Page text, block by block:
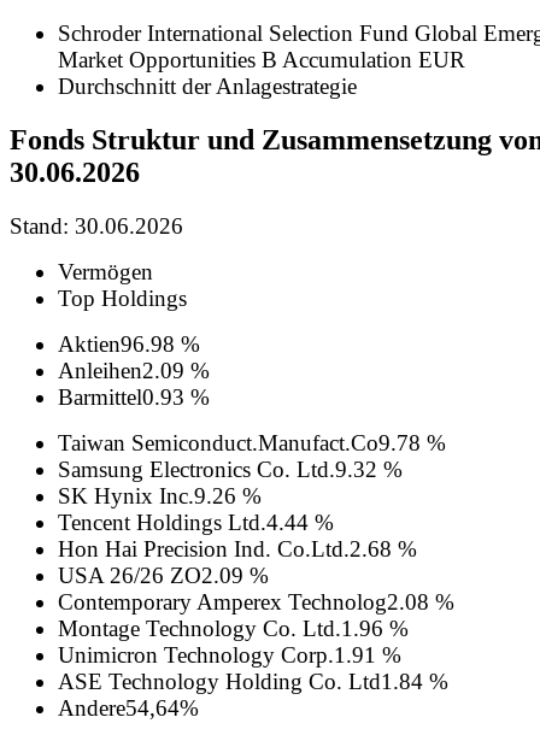
Schroder International Selection Fund Global
Market Opportunities B Accumulation EUR
Durchschnitt der Anlagestrategie
Fonds Struktur und Zusammensetzung
30.06.2026
Stand: 30.06.2026
Vermögen
Top Holdings
Aktien96.98 %
Anleihen2.09 %
Barmittel0.93 %
Taiwan Semiconduct.Manufact.Co9.78 %
Samsung Electronics Co. Ltd.9.32 %
SK Hynix Inc.9.26 %
Tencent Holdings Ltd.4.44 %
Hon Hai Precision Ind. Co.Ltd.2.68 %
USA 26/26 ZO2.09 %
Contemporary Amperex Technolog2.08 %
Montage Technology Co. Ltd.1.96 %
Unimicron Technology Corp.1.91 %
ASE Technology Holding Co. Ltd1.84 %
Andere54,64%